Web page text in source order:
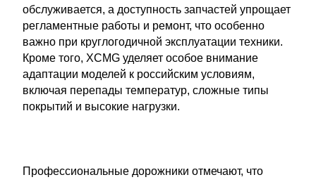
обслуживается, а доступность запчастей упрощает
регламентные работы и ремонт, что особенно
важно при круглогодичной эксплуатации техники.
Кроме того, XCMG уделяет особое внимание
адаптации моделей к российским условиям,
включая перепады температур, сложные типы
покрытий и высокие нагрузки.
Профессиональные дорожники отмечают, что